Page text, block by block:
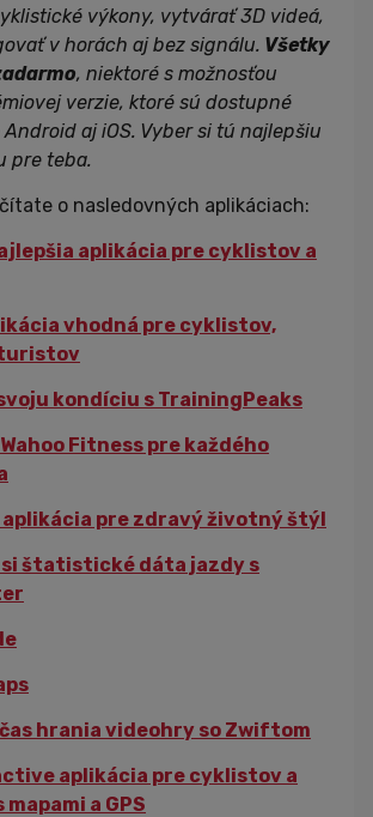
výkony, vytvárať 3D videá,
v horách aj bez signálu. Všetky
, niektoré s možnosťou
verzie, ktoré sú dostupné
aj iOS. Vyber si tú najlepšiu
pre teba.
o nasledovných aplikáciach:
aplikácia pre cyklistov a
vhodná pre cyklistov,
kondíciu s TrainingPeaks
Fitness pre každého
aplikácia pre zdravý životný štýl
štatistické dáta jazdy s
hrania videohry so Zwiftom
aplikácia pre cyklistov a
a GPS